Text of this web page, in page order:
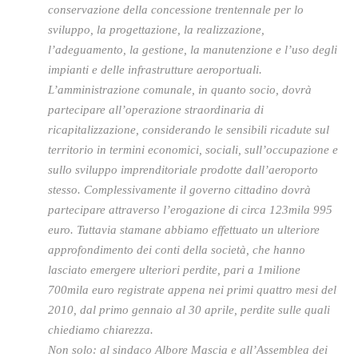
conservazione della concessione trentennale per lo
sviluppo, la progettazione, la realizzazione,
l’adeguamento, la gestione, la manutenzione e l’uso degli
impianti e delle infrastrutture aeroportuali.
L’amministrazione comunale, in quanto socio, dovrà
partecipare all’operazione straordinaria di
ricapitalizzazione, considerando le sensibili ricadute sul
territorio in termini economici, sociali, sull’occupazione e
sullo sviluppo imprenditoriale prodotte dall’aeroporto
stesso. Complessivamente il governo cittadino dovrà
partecipare attraverso l’erogazione di circa 123mila 995
euro. Tuttavia stamane abbiamo effettuato un ulteriore
approfondimento dei conti della società, che hanno
lasciato emergere ulteriori perdite, pari a 1milione
700mila euro registrate appena nei primi quattro mesi del
2010, dal primo gennaio al 30 aprile, perdite sulle quali
chiediamo chiarezza.
Non solo: al sindaco Albore Mascia e all’Assemblea dei